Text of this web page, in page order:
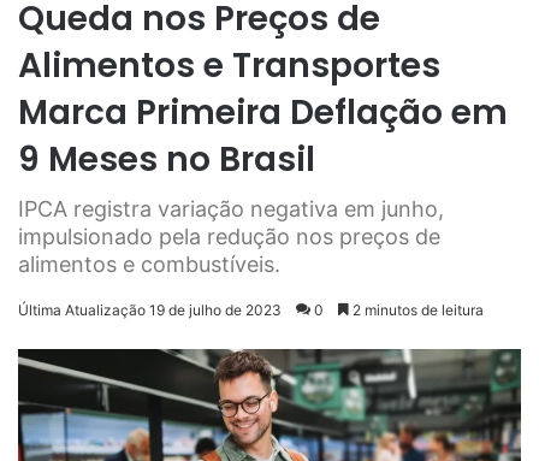
Queda nos Preços de
Alimentos e Transportes
Marca Primeira Deflação em
9 Meses no Brasil
IPCA registra variação negativa em junho,
impulsionado pela redução nos preços de
alimentos e combustíveis.
Última Atualização 19 de julho de 2023 0 2 minutos de leitura